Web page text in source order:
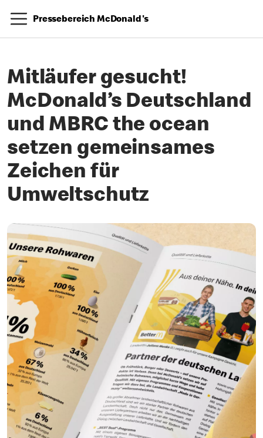
Pressebereich McDonald's
Mitläufer gesucht!
McDonald’s Deutschland
und MBRC the ocean
setzen gemeinsames
Zeichen für
Umweltschutz